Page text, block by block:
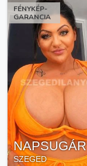
FÉNYKÉP-
GARANCIA
NAPSUGÁR
SZEGED